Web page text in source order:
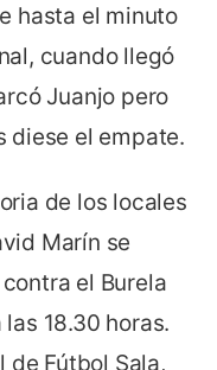
hasta el minuto
cuando llegó
Juanjo pero
diese el empate.
de los locales
Marín se
el Burela
18.30 horas.
de Fútbol Sala,